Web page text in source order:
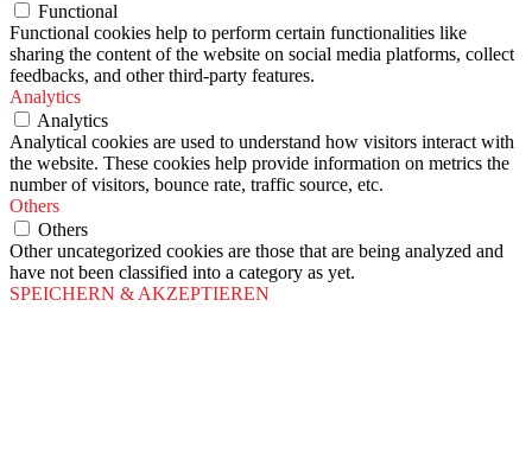
Functional
Functional cookies help to perform certain functionalities like
sharing the content of the website on social media platforms, collect
feedbacks, and other third-party features.
Analytics
Analytics
Analytical cookies are used to understand how visitors interact with
the website. These cookies help provide information on metrics the
number of visitors, bounce rate, traffic source, etc.
Others
Others
Other uncategorized cookies are those that are being analyzed and
have not been classified into a category as yet.
SPEICHERN & AKZEPTIEREN